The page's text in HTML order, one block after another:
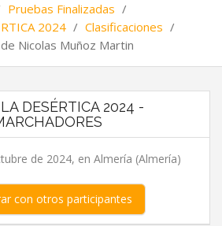
Pruebas Finalizadas /
2024 / Clasificaciones /
Nicolas Muñoz Martin
DESÉRTICA 2024 -
de 2024, en Almería (Almería)
con otros participantes